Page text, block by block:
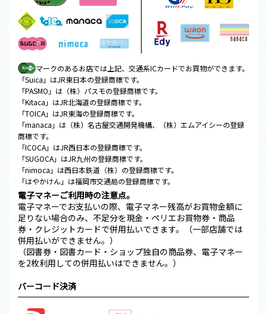
マークのあるお店では上記、交通系ICカードでお買物ができます。
「Suica」はJR東日本の登録商標です。
「PASMO」は（株）パスモの登録商標です。
「Kitaca」はJR北海道の登録商標です。
「TOICA」はJR東海の登録商標です。
「manaca」は（株）名古屋交通開発機構、（株）エムアイシーの登録
商標です。
「ICOCA」はJR西日本の登録商標です。
「SUGOCA」はJR九州の登録商標です。
「nimoca」は西日本鉄道（株）の登録商標です。
「はやかけん」は福岡市交通局の登録商標です。
電子マネーご利用時の注意点。
電子マネーでお支払いの際、電子マネー残高がお買物金額に
足りない場合のみ、不足分を現金・ペリエお買物券・商品
券・クレジットカードで併用払いできます。（一部店舗では
併用払いができません。）
（図書券・図書カード・ショップ独自の商品券、電子マネー
を2枚利用しての併用払いはできません。）
バーコード決済